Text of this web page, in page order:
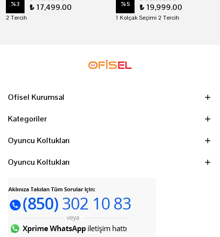
%3 ₺ 17,499.00
2 Tercih
%5 ₺ 19,999.00
1 Kolçak Seçimi 2 Tercih
Ofisel Kurumsal
Kategoriler
Oyuncu Koltukları
Oyuncu Koltukları